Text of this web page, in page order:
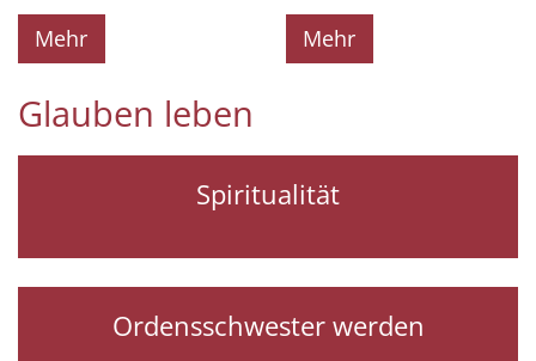
Mehr
Mehr
Glauben leben
Spiritualität
Ordensschwester werden